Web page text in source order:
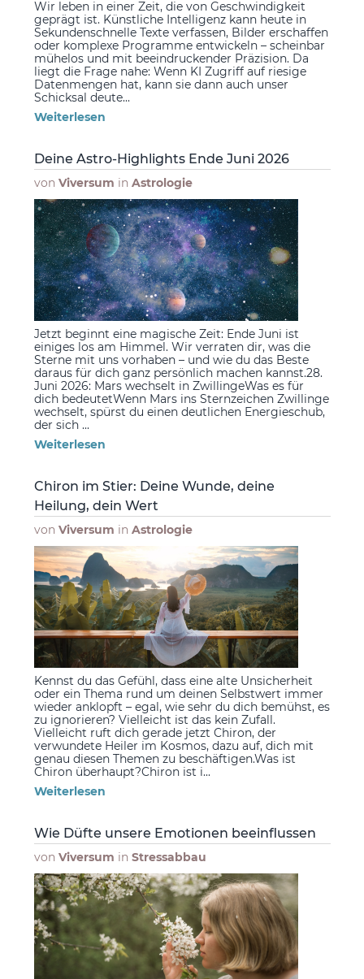
Wir leben in einer Zeit, die von Geschwindigkeit
geprägt ist. Künstliche Intelligenz kann heute in
Sekundenschnelle Texte verfassen, Bilder erschaffen
oder komplexe Programme entwickeln – scheinbar
mühelos und mit beeindruckender Präzision. Da
liegt die Frage nahe: Wenn KI Zugriff auf riesige
Datenmengen hat, kann sie dann auch unser
Schicksal deute...
Weiterlesen
Deine Astro-Highlights Ende Juni 2026
von Viversum in Astrologie
Jetzt beginnt eine magische Zeit: Ende Juni ist
einiges los am Himmel. Wir verraten dir, was die
Sterne mit uns vorhaben – und wie du das Beste
daraus für dich ganz persönlich machen kannst.28.
Juni 2026: Mars wechselt in ZwillingeWas es für
dich bedeutetWenn Mars ins Sternzeichen Zwillinge
wechselt, spürst du einen deutlichen Energieschub,
der sich ...
Weiterlesen
Chiron im Stier: Deine Wunde, deine
Heilung, dein Wert
von Viversum in Astrologie
Kennst du das Gefühl, dass eine alte Unsicherheit
oder ein Thema rund um deinen Selbstwert immer
wieder anklopft – egal, wie sehr du dich bemühst, es
zu ignorieren? Vielleicht ist das kein Zufall.
Vielleicht ruft dich gerade jetzt Chiron, der
verwundete Heiler im Kosmos, dazu auf, dich mit
genau diesen Themen zu beschäftigen.Was ist
Chiron überhaupt?Chiron ist i...
Weiterlesen
Wie Düfte unsere Emotionen beeinflussen
von Viversum in Stressabbau